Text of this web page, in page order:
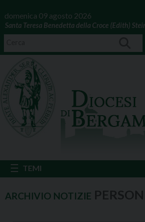
domenica 09 agosto 2026
Santa Teresa Benedetta della Croce (Edith)